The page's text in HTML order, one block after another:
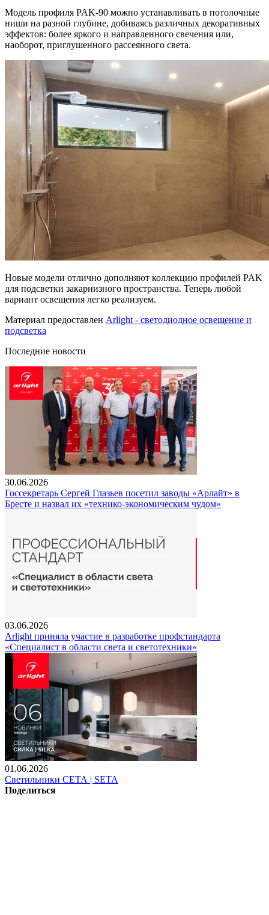
Модель профиля PAK-90 можно устанавливать в потолочные
ниши на разной глубине, добиваясь различных декоративных
эффектов: более яркого и направленного свечения или,
наоборот, приглушенного рассеянного света.
Новые модели отлично дополняют коллекцию профилей PAK
для подсветки закарнизного пространства. Теперь любой
вариант освещения легко реализуем.
Материал предоставлен Arlight - светодиодное освещение и
подсветка
Последние новости
30.06.2026
Госсекретарь Сергей Глазьев посетил заводы «Арлайт» в
Бресте и назвал их «технико-экономическим чудом»
03.06.2026
Arlight приняла участие в разработке профстандарта
«Специалист в области света и светотехники»
01.06.2026
Светильники СЕТА | SETA
Поделиться